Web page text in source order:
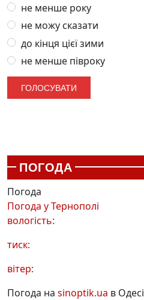
не менше року
не можу сказати
до кінця цієї зими
не менше півроку
ПОГОДА
Погода
Погода уТернополі
вологість:
тиск:
вітер:
Погода на sinoptik.ua в Одесі